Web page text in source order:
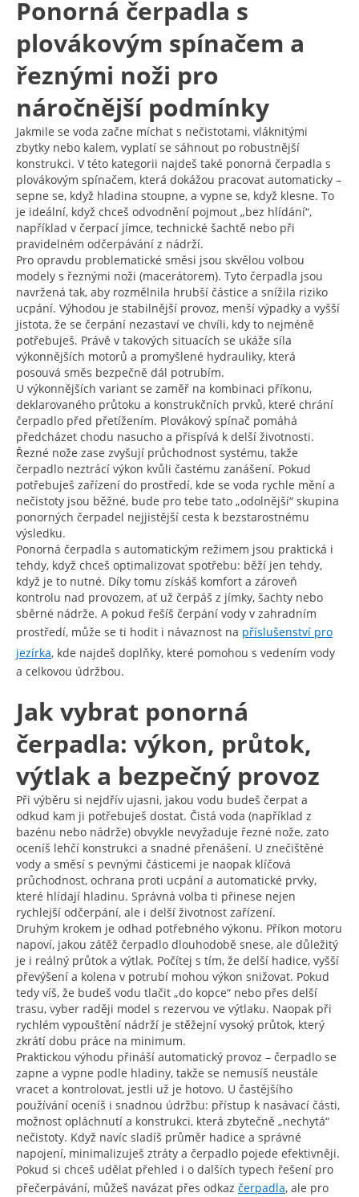
Ponorná čerpadla s
plovákovým spínačem a
řeznými noži pro
náročnější podmínky
Jakmile se voda začne míchat s nečistotami, vláknitými
zbytky nebo kalem, vyplatí se sáhnout po robustnější
konstrukci. V této kategorii najdeš také ponorná čerpadla s
plovákovým spínačem, která dokážou pracovat automaticky –
sepne se, když hladina stoupne, a vypne se, když klesne. To
je ideální, když chceš odvodnění pojmout „bez hlídání“,
například v čerpací jímce, technické šachtě nebo při
pravidelném odčerpávání z nádrží.
Pro opravdu problematické směsi jsou skvělou volbou
modely s řeznými noži (macerátorem). Tyto čerpadla jsou
navržená tak, aby rozmělnila hrubší částice a snížila riziko
ucpání. Výhodou je stabilnější provoz, menší výpadky a vyšší
jistota, že se čerpání nezastaví ve chvíli, kdy to nejméně
potřebuješ. Právě v takových situacích se ukáže síla
výkonnějších motorů a promyšlené hydrauliky, která
posouvá směs bezpečně dál potrubím.
U výkonnějších variant se zaměř na kombinaci příkonu,
deklarovaného průtoku a konstrukčních prvků, které chrání
čerpadlo před přetížením. Plovákový spínač pomáhá
předcházet chodu nasucho a přispívá k delší životnosti.
Řezné nože zase zvyšují průchodnost systému, takže
čerpadlo neztrácí výkon kvůli častému zanášení. Pokud
potřebuješ zařízení do prostředí, kde se voda rychle mění a
nečistoty jsou běžné, bude pro tebe tato „odolnější“ skupina
ponorných čerpadel nejjistější cesta k bezstarostnému
výsledku.
Ponorná čerpadla s automatickým režimem jsou praktická i
tehdy, když chceš optimalizovat spotřebu: běží jen tehdy,
když je to nutné. Díky tomu získáš komfort a zároveň
kontrolu nad provozem, ať už čerpáš z jímky, šachty nebo
sběrné nádrže. A pokud řešíš čerpání vody v zahradním
prostředí, může se ti hodit i návaznost na příslušenství pro
jezírka, kde najdeš doplňky, které pomohou s vedením vody
a celkovou údržbou.
Jak vybrat ponorná
čerpadla: výkon, průtok,
výtlak a bezpečný provoz
Při výběru si nejdřív ujasni, jakou vodu budeš čerpat a
odkud kam ji potřebuješ dostat. Čistá voda (například z
bazénu nebo nádrže) obvykle nevyžaduje řezné nože, zato
oceníš lehčí konstrukci a snadné přenášení. U znečištěné
vody a směsí s pevnými částicemi je naopak klíčová
průchodnost, ochrana proti ucpání a automatické prvky,
které hlídají hladinu. Správná volba ti přinese nejen
rychlejší odčerpání, ale i delší životnost zařízení.
Druhým krokem je odhad potřebného výkonu. Příkon motoru
napoví, jakou zátěž čerpadlo dlouhodobě snese, ale důležitý
je i reálný průtok a výtlak. Počítej s tím, že delší hadice, vyšší
převýšení a kolena v potrubí mohou výkon snižovat. Pokud
tedy víš, že budeš vodu tlačit „do kopce“ nebo přes delší
trasu, vyber raději model s rezervou ve výtlaku. Naopak při
rychlém vypouštění nádrží je stěžejní vysoký průtok, který
zkrátí dobu práce na minimum.
Praktickou výhodu přináší automatický provoz – čerpadlo se
zapne a vypne podle hladiny, takže se nemusíš neustále
vracet a kontrolovat, jestli už je hotovo. U častějšího
používání oceníš i snadnou údržbu: přístup k nasávací části,
možnost opláchnutí a konstrukci, která zbytečně „nechytá“
nečistoty. Když navíc sladíš průměr hadice a správné
napojení, minimalizuješ ztráty a čerpadlo pojede efektivněji.
Pokud si chceš udělat přehled i o dalších typech řešení pro
přečerpávání, můžeš navázat přes odkaz čerpadla, ale pro